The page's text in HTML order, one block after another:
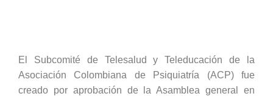
El Subcomité de Telesalud y Teleducación de la
Asociación Colombiana de Psiquiatría (ACP) fue
creado por aprobación de la Asamblea general en